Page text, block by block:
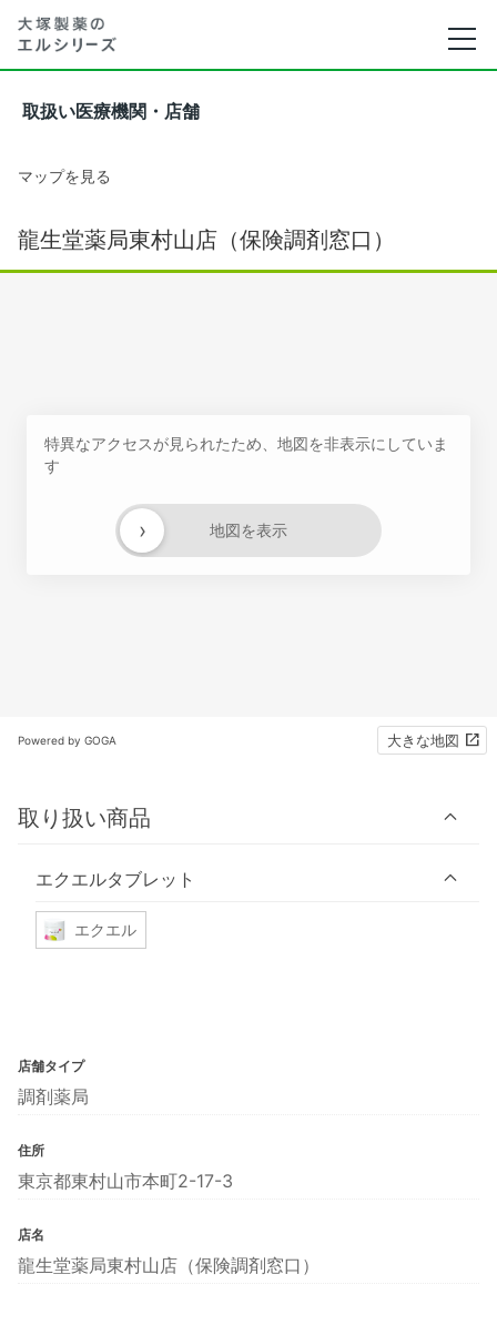
取扱い医療機関・店舗
マップを見る
龍生堂薬局東村山店（保険調剤窓口）
特異なアクセスが見られたため、地図を非表示にしていま
す
地図を表示
›
Powered by GOGA 大きな地図
取り扱い商品
エクエルタブレット
エクエル
店舗タイプ
調剤薬局
住所
東京都東村山市本町2-17-3
店名
龍生堂薬局東村山店（保険調剤窓口）